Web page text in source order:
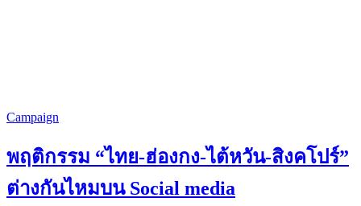
Campaign
พฤติกรรม “ไทย-ฮ่องกง-ไต้หวัน-สิงคโปร์”
ต่างกันไหมบน Social media